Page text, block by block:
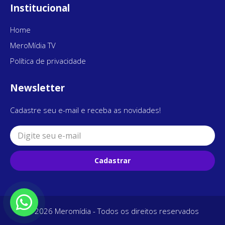
Institucional
Home
MeroMídia TV
Política de privacidade
Newsletter
Cadastre seu e-mail e receba as novidades!
Cadastrar
© 2026 Meromídia - Todos os direitos reservados